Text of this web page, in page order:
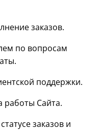
заказов.
по вопросам
поддержки.
работы Сайта.
заказов и